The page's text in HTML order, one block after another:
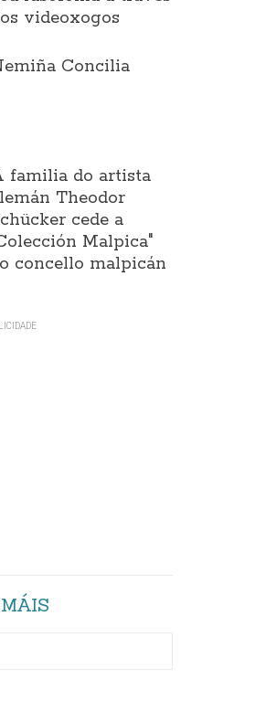
videoxogos
Concilia
familia do artista
Theodor
cede a
Malpica"
concello malpicán